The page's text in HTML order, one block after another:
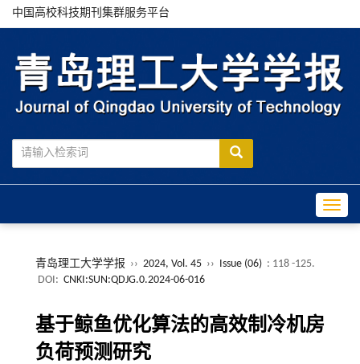
中国高校科技期刊集群服务平台
青岛理工大学学报 ›› 2024, Vol. 45 ›› Issue (06) : 118 -125.
DOI: CNKI:SUN:QDJG.0.2024-06-016
基于鲸鱼优化算法的高效制冷机房
负荷预测研究